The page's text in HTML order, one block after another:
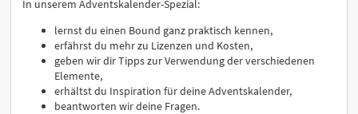
In unserem Adventskalender-Spezial:​
lernst du einen Bound ganz praktisch kennen,
erfährst du mehr zu Lizenzen und Kosten,
geben wir dir Tipps zur Verwendung der verschiedenen
Elemente,
erhältst du Inspiration für deine Adventskalender,
beantworten wir deine Fragen.